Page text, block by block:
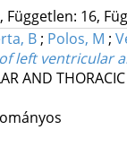
16,
B ; Polos, M ;
left ventricular
AND